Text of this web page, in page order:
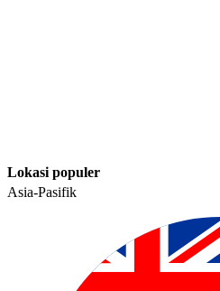
Lokasi populer​​
Asia-Pasifik​​